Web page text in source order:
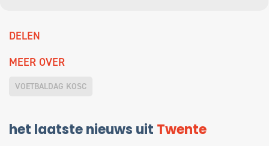
DELEN
MEER OVER
VOETBALDAG KOSC
het laatste nieuws uit Twente